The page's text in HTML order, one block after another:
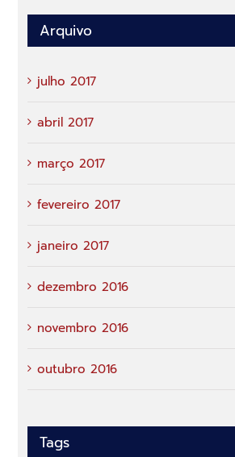
Arquivo
julho 2017
abril 2017
março 2017
fevereiro 2017
janeiro 2017
dezembro 2016
novembro 2016
outubro 2016
Tags